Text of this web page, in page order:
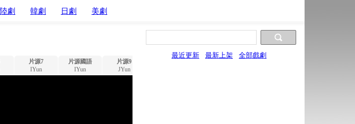
陸劇 韓劇 日劇 美劇
最近更新 最新上架 全部戲劇
片源7
IYun
片源國語
IYun
片源9
JYun